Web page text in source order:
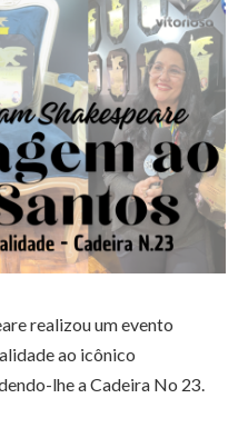
realizou um evento
ao icônico
lhe a Cadeira No 23.